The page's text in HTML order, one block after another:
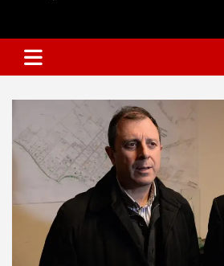
AQUÍ LOS GREMIOS
INFORMACIÓN GREMIAL